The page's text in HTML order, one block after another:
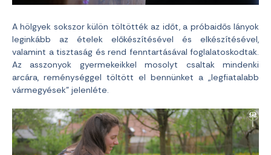
A hölgyek sokszor külön töltötték az időt, a próbaidős lányok
leginkább az ételek előkészítésével és elkészítésével,
valamint a tisztaság és rend fenntartásával foglalatoskodtak.
Az asszonyok gyermekeikkel mosolyt csaltak mindenki
arcára, reménységgel töltött el bennünket a „legfiatalabb
vármegyések” jelenléte.